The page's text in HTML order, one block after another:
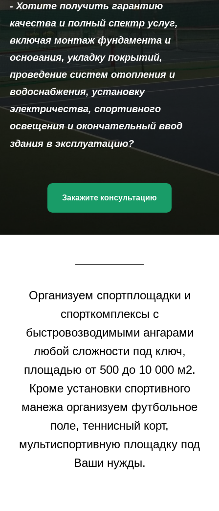
- Хотите получить гарантию
качества и полный спектр услуг,
включая монтаж фундамента и
основания, укладку покрытий,
проведение систем отопления и
водоснабжения, установку
электричества, спортивного
освещения и окончательный ввод
здания в эксплуатацию?
Закажите консультацию
Организуем спортплощадки и
спорткомплексы с
быстровозводимыми ангарами
любой сложности под ключ,
площадью от 500 до 10 000 м2.
Кроме установки спортивного
манежа организуем футбольное
поле, теннисный корт,
мультиспортивную площадку под
Ваши нужды.